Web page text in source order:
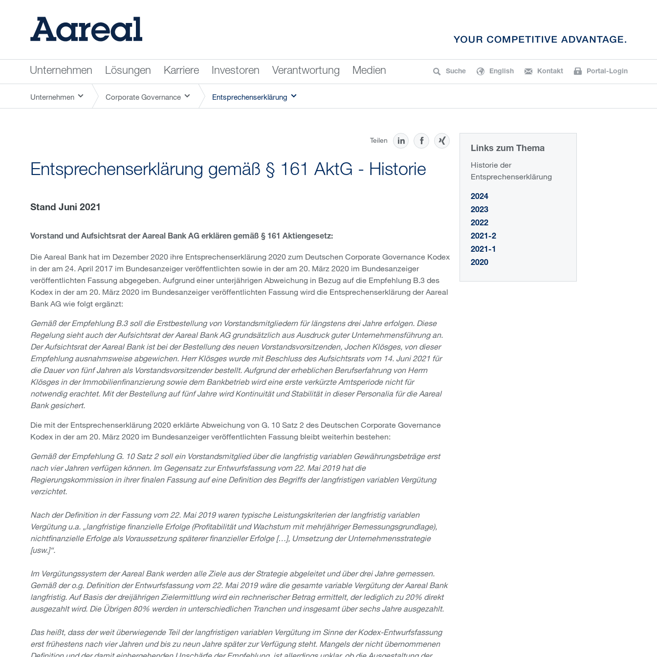
Suche English Kontakt Portal-Login
Unternehmen Lösungen Karriere Investoren Verantwortung Medien
Unternehmen Corporate Governance Entsprechenserklärung
Teilen
Entsprechenserklärung gemäß § 161 AktG - Historie
Stand Juni 2021
Vorstand und Aufsichtsrat der Aareal Bank AG erklären gemäß § 161 Aktiengesetz:
Die Aareal Bank hat im Dezember 2020 ihre Entsprechenserklärung 2020 zum Deutschen Corporate Governance Kodex
in der am 24. April 2017 im Bundesanzeiger veröffentlichten sowie in der am 20. März 2020 im Bundesanzeiger
veröffentlichten Fassung abgegeben. Aufgrund einer unterjährigen Abweichung in Bezug auf die Empfehlung B.3 des
Kodex in der am 20. März 2020 im Bundesanzeiger veröffentlichten Fassung wird die Entsprechenserklärung der Aareal
Bank AG wie folgt ergänzt:
Gemäß der Empfehlung B.3 soll die Erstbestellung von Vorstandsmitgliedern für längstens drei Jahre erfolgen. Diese
Regelung sieht auch der Aufsichtsrat der Aareal Bank AG grundsätzlich aus Ausdruck guter Unternehmensführung an.
Der Aufsichtsrat der Aareal Bank ist bei der Bestellung des neuen Vorstandsvorsitzenden, Jochen Klösges, von dieser
Empfehlung ausnahmsweise abgewichen. Herr Klösges wurde mit Beschluss des Aufsichtsrats vom 14. Juni 2021 für
die Dauer von fünf Jahren als Vorstandsvorsitzender bestellt. Aufgrund der erheblichen Berufserfahrung von Herrn
Klösges in der Immobilienfinanzierung sowie dem Bankbetrieb wird eine erste verkürzte Amtsperiode nicht für
notwendig erachtet. Mit der Bestellung auf fünf Jahre wird Kontinuität und Stabilität in dieser Personalia für die Aareal
Bank gesichert.
Die mit der Entsprechenserklärung 2020 erklärte Abweichung von G. 10 Satz 2 des Deutschen Corporate Governance
Kodex in der am 20. März 2020 im Bundesanzeiger veröffentlichten Fassung bleibt weiterhin bestehen:
Gemäß der Empfehlung G. 10 Satz 2 soll ein Vorstandsmitglied über die langfristig variablen Gewährungsbeträge erst
nach vier Jahren verfügen können. Im Gegensatz zur Entwurfsfassung vom 22. Mai 2019 hat die
Regierungskommission in ihrer finalen Fassung auf eine Definition des Begriffs der langfristigen variablen Vergütung
verzichtet.
Nach der Definition in der Fassung vom 22. Mai 2019 waren typische Leistungskriterien der langfristig variablen
Vergütung u.a. „langfristige finanzielle Erfolge (Profitabilität und Wachstum mit mehrjähriger Bemessungsgrundlage),
nichtfinanzielle Erfolge als Voraussetzung späterer finanzieller Erfolge […], Umsetzung der Unternehmensstrategie
[usw.]“.
Im Vergütungssystem der Aareal Bank werden alle Ziele aus der Strategie abgeleitet und über drei Jahre gemessen.
Gemäß der o.g. Definition der Entwurfsfassung vom 22. Mai 2019 wäre die gesamte variable Vergütung der Aareal Bank
langfristig. Auf Basis der dreijährigen Zielermittlung wird ein rechnerischer Betrag ermittelt, der lediglich zu 20% direkt
ausgezahlt wird. Die Übrigen 80% werden in unterschiedlichen Tranchen und insgesamt über sechs Jahre ausgezahlt.
Das heißt, dass der weit überwiegende Teil der langfristigen variablen Vergütung im Sinne der Kodex-Entwurfsfassung
erst frühestens nach vier Jahren und bis zu neun Jahre später zur Verfügung steht. Mangels der nicht übernommenen
Links zum Thema
Historie der
Entsprechenserklärung
2024
2023
2022
2021-2
2021-1
2020